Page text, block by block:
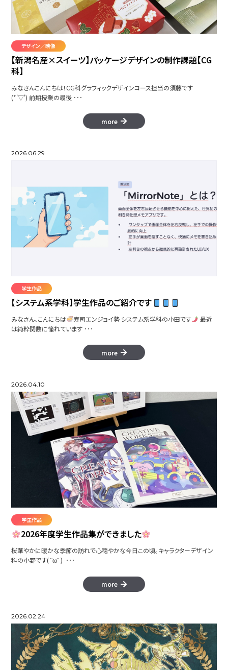
愚羅毘帝
CUSTOM TANK
矢術師
Don'tBe
astron
美しい村 弥彦
RAI PV
more NIIGATA
本を読む、世界が広がる
WINTER SPORTS
デザイン／映像
【新潟名産×スイーツ】パッケージデザインの制作課題【CG
科】
みなさんこんにちは！CG科グラフィックデザインコース担当の須藤です
(*'▽') 前期授業の最後 ･･･
more
2026.06.29
学生作品
【システム系学科】学生作品のご紹介です
みなさん、こんにちは 寿司エンジョイ勢 システム系学科の小田です
最近
は純粋関数に憧れています ･･･
more
2026.04.10
学生作品
2026年度学生作品集ができました
桜華やかに暖かな季節の訪れで心穏やかな今日この頃。キャラクターデザイン
科の小野です( ˘ω˘ ) ･･･
more
2026.02.24